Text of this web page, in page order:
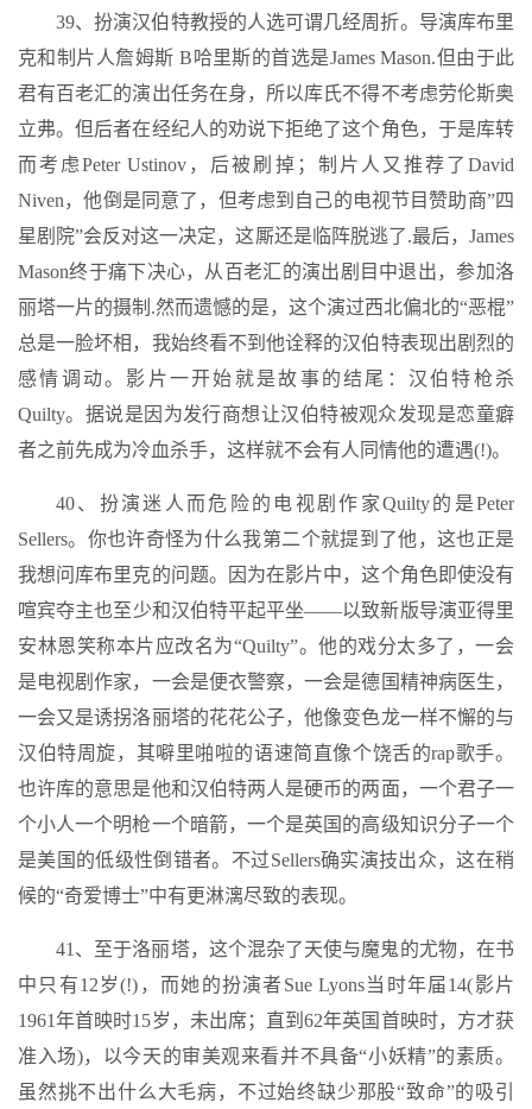
39、扮演汉伯特教授的人选可谓几经周折。导演库布里
克和制片人詹姆斯 B哈里斯的首选是James Mason.但由于此
君有百老汇的演出任务在身，所以库氏不得不考虑劳伦斯奥
立弗。但后者在经纪人的劝说下拒绝了这个角色，于是库转
而考虑Peter Ustinov，后被刷掉；制片人又推荐了David
Niven，他倒是同意了，但考虑到自己的电视节目赞助商”四
星剧院”会反对这一决定，这厮还是临阵脱逃了.最后，James
Mason终于痛下决心，从百老汇的演出剧目中退出，参加洛
丽塔一片的摄制.然而遗憾的是，这个演过西北偏北的“恶棍”
总是一脸坏相，我始终看不到他诠释的汉伯特表现出剧烈的
感情调动。影片一开始就是故事的结尾：汉伯特枪杀
Quilty。据说是因为发行商想让汉伯特被观众发现是恋童癖
者之前先成为冷血杀手，这样就不会有人同情他的遭遇(!)。
40、扮演迷人而危险的电视剧作家Quilty的是Peter
Sellers。你也许奇怪为什么我第二个就提到了他，这也正是
我想问库布里克的问题。因为在影片中，这个角色即使没有
喧宾夺主也至少和汉伯特平起平坐——以致新版导演亚得里
安林恩笑称本片应改名为“Quilty”。他的戏分太多了，一会
是电视剧作家，一会是便衣警察，一会是德国精神病医生，
一会又是诱拐洛丽塔的花花公子，他像变色龙一样不懈的与
汉伯特周旋，其噼里啪啦的语速简直像个饶舌的rap歌手。
也许库的意思是他和汉伯特两人是硬币的两面，一个君子一
个小人一个明枪一个暗箭，一个是英国的高级知识分子一个
是美国的低级性倒错者。不过Sellers确实演技出众，这在稍
候的“奇爱博士”中有更淋漓尽致的表现。
41、至于洛丽塔，这个混杂了天使与魔鬼的尤物，在书
中只有12岁(!)，而她的扮演者Sue Lyons当时年届14(影片
1961年首映时15岁，未出席；直到62年英国首映时，方才获
准入场)，以今天的审美观来看并不具备“小妖精”的素质。
虽然挑不出什么大毛病，不过始终缺少那股“致命”的吸引